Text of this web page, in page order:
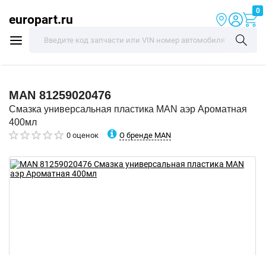
europart.ru
0
MAN 81259020476
Смазка универсальная пластика MAN аэр Ароматная
400мл
0 оценок О бренде MAN